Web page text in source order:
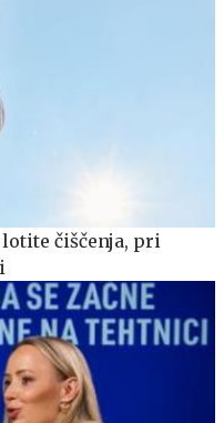
čiščenja, pri